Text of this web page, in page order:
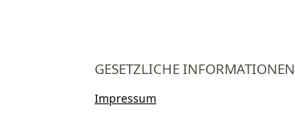
GESETZLICHE INFORMATIONEN
Impressum